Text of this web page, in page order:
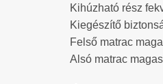
Kihúzható rész
Kiegészítő
Felső matrac
Alsó matrac